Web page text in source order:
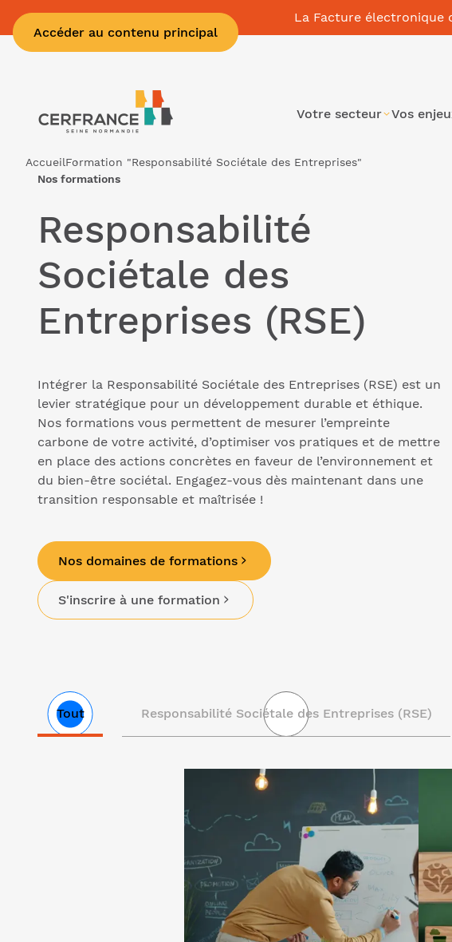
Accéder au contenu principal
La Facture électronique
Votre secteur Vos
AccueilFormation "Responsabilité Sociétale des Entreprises"
Nos formations
Responsabilité
Sociétale des
Entreprises (RSE)
Intégrer la Responsabilité Sociétale des Entreprises (RSE) est un
levier stratégique pour un développement durable et éthique.
Nos formations vous permettent de mesurer l’empreinte
carbone de votre activité, d’optimiser vos pratiques et de mettre
en place des actions concrètes en faveur de l’environnement et
du bien-être sociétal. Engagez-vous dès maintenant dans une
transition responsable et maîtrisée !
Nos domaines de formations
S'inscrire à une formation
Tout Responsabilité Sociétale des Entreprises (RSE)
Lire l'article "Construisez votre
trajectoire de durabilité"